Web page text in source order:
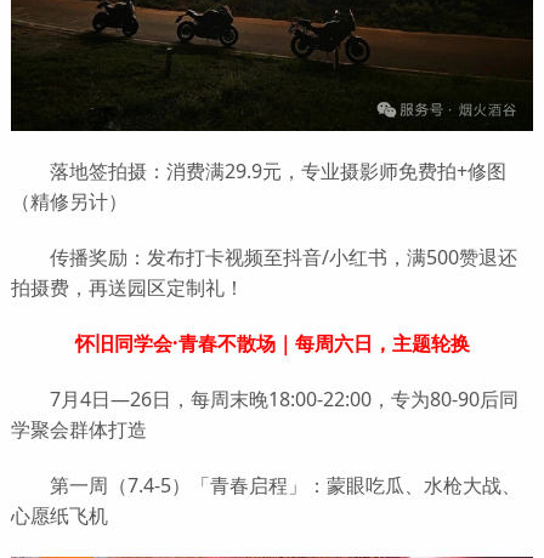
落地签拍摄：消费满29.9元，专业摄影师免费拍+修图
（精修另计）
传播奖励：发布打卡视频至抖音/小红书，满500赞退还
拍摄费，再送园区定制礼！
怀旧同学会·青春不散场｜每周六日，主题轮换
7月4日—26日，每周末晚18:00-22:00，专为80-90后同
学聚会群体打造
第一周（7.4-5）「青春启程」：蒙眼吃瓜、水枪大战、
心愿纸飞机